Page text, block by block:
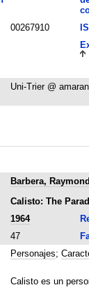
00267910
Uni-Trier @
Barbera,
Calisto: The
1964
47
Personajes;
Calisto es un